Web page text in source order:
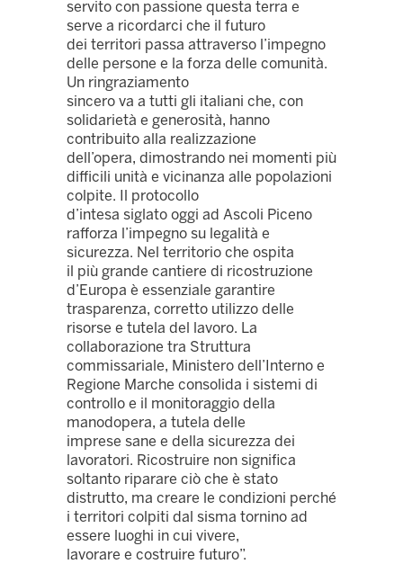
servito con passione questa terra e
serve a ricordarci che il futuro
dei territori passa attraverso l’impegno
delle persone e la forza delle comunità.
Un ringraziamento
sincero va a tutti gli italiani che, con
solidarietà e generosità, hanno
contribuito alla realizzazione
dell’opera, dimostrando nei momenti più
difficili unità e vicinanza alle popolazioni
colpite. Il protocollo
d’intesa siglato oggi ad Ascoli Piceno
rafforza l’impegno su legalità e
sicurezza. Nel territorio che ospita
il più grande cantiere di ricostruzione
d’Europa è essenziale garantire
trasparenza, corretto utilizzo delle
risorse e tutela del lavoro. La
collaborazione tra Struttura
commissariale, Ministero dell’Interno e
Regione Marche consolida i sistemi di
controllo e il monitoraggio della
manodopera, a tutela delle
imprese sane e della sicurezza dei
lavoratori. Ricostruire non significa
soltanto riparare ciò che è stato
distrutto, ma creare le condizioni perché
i territori colpiti dal sisma tornino ad
essere luoghi in cui vivere,
lavorare e costruire futuro”.